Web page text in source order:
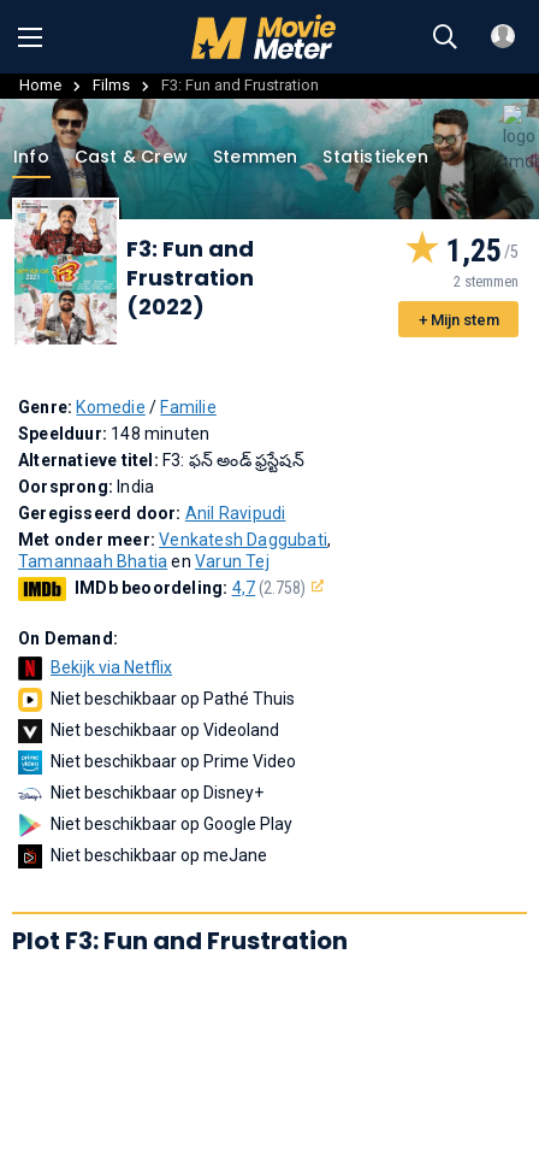
Home Films F3: Fun and Frustration
Info Cast & Crew Stemmen Statistieken
F3: Fun and
Frustration
(2022)
1,25
2 stemmen
+ Mijn stem
Genre: Komedie / Familie
Speelduur: 148 minuten
Alternatieve titel: F3: ఫన్ అండ్ ఫ్రస్టేషన్
Oorsprong: India
Geregisseerd door: Anil Ravipudi
Met onder meer:Venkatesh Daggubati,
Tamannaah Bhatia enVarun Tej
IMDb beoordeling: 4,7(2.758)
On Demand:
Bekijk via Netflix
Niet beschikbaar op Pathé Thuis
Niet beschikbaar op Videoland
Niet beschikbaar op Prime Video
Niet beschikbaar op Disney+
Niet beschikbaar op Google Play
Niet beschikbaar op meJane
Plot F3: Fun and Frustration